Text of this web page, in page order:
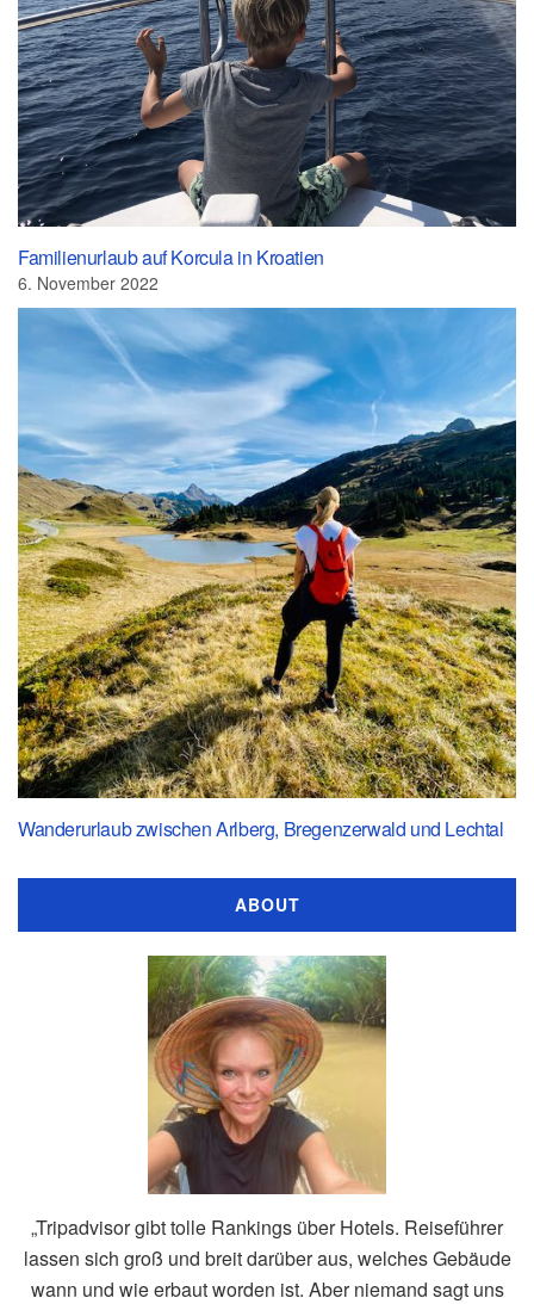
Familienurlaub auf Korcula in Kroatien
6. November 2022
Wanderurlaub zwischen Arlberg, Bregenzerwald und Lechtal
ABOUT
„Tripadvisor gibt tolle Rankings über Hotels. Reiseführer
lassen sich groß und breit darüber aus, welches Gebäude
wann und wie erbaut worden ist. Aber niemand sagt uns